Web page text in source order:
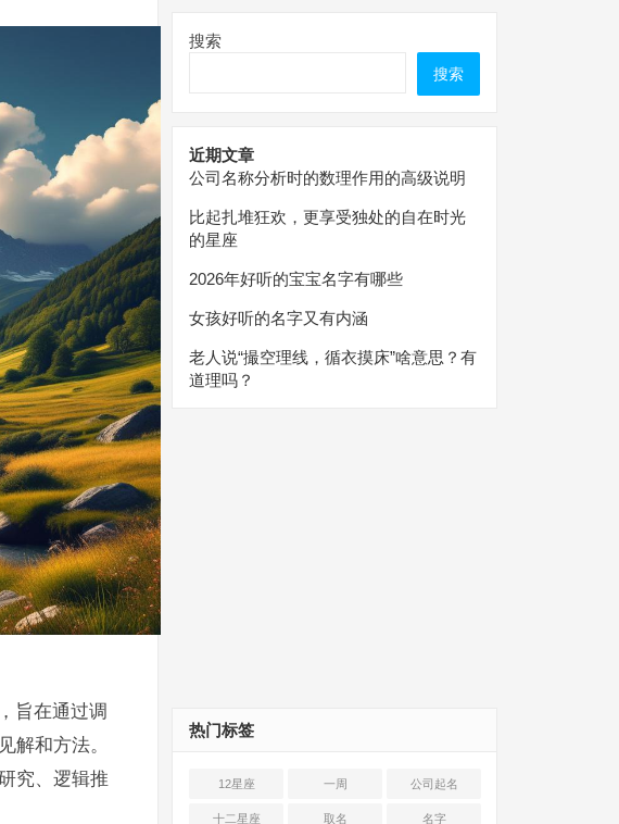
旨在通过调
解和方法。
究、逻辑推
搜索
搜索
近期文章
公司名称分析时的数理作用的高级说明
比起扎堆狂欢，更享受独处的自在时光
的星座
2026年好听的宝宝名字有哪些
女孩好听的名字又有内涵
老人说“撮空理线，循衣摸床”啥意思？有
道理吗？
热门标签
12星座 一周 公司起名
十二星座 取名 名字